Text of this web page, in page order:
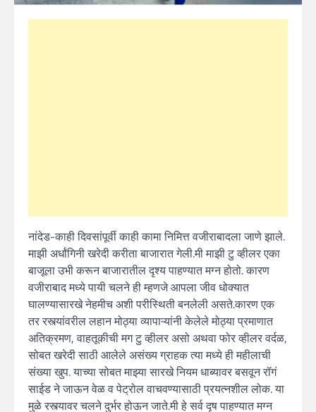
नांदेड-काही दिवसांपूर्वी काही कामा निमित्त वजीराबादला जाणे झाले.
माझी अर्धांगिनी खरेदी करीता बाजारात गेली.मी माझी टु व्हीलर एका
बाजूला उभी करून बाजारातील दृश्य पाहण्यात मग्न होतो. कारण
वजीराबाद मध्ये पायी चलने ही म्हणजे आपला जीव धोक्यात
घालण्यासारखे नेहमीच अशी परीस्थिती बनलेली असते.कारण एक
तर रस्त्यांवरील लहान मोठ्या व्यापाऱ्यांनी केलेले मोठ्या प्रमाणात
अतिक्रमण, वाहतूकीची मग टु व्हीलर असो अथवा फोर व्हीलर वर्दळ,
सोबत खरेदी साठी आलेले असंख्य ग्राहक त्या मध्ये ही महीलाची
संख्या खुप. याच्या सोबत माझ्या सारखे नियम धाब्यावर बसवून रॉगं
साईड ने जाऊन वेळ व पेट्रोल वाचवण्यासाठी प्रयत्नशील लोक. या
मुळे रस्त्यावर चलने दुर्भर होऊन जाते.मी हे सर्व दृष पाहण्यात मग्न